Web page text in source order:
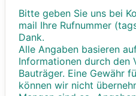
Bitte geben Sie uns bei
mail Ihre Rufnummer
Dank.
Alle Angaben basieren
Informationen durch den
Bauträger. Eine Gewähr
können wir nicht